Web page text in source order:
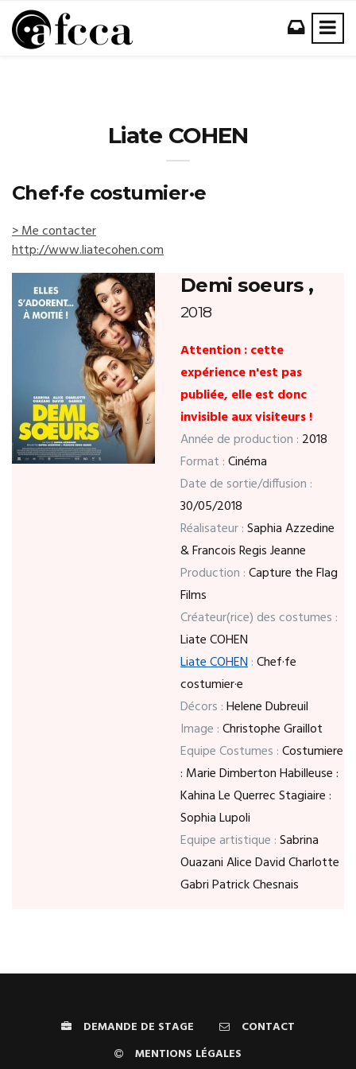
Liate COHEN
Chef·fe costumier·e
> Me contacter
http://www.liatecohen.com
Demi soeurs ,
2018
Attention : cette
expérience n'est pas
publiée, elle est donc
invisible aux visiteurs !
Année de production : 2018
Format :Cinéma
Date de sortie/diffusion :
30/05/2018
Réalisateur :Saphia Azzedine
& Francois Regis Jeanne
Production :Capture the Flag
Films
Créateur(rice) des costumes :
Liate COHEN
Liate COHEN:Chef·fe
costumier·e
Décors :Helene Dubreuil
Image :Christophe Graillot
Equipe Costumes :Costumiere
: Marie Dimberton Habilleuse :
Kahina Le Querrec Stagiaire :
Sophia Lupoli
Equipe artistique :Sabrina
Ouazani Alice David Charlotte
Gabri Patrick Chesnais
DEMANDE DE STAGE
CONTACT
MENTIONS LÉGALES